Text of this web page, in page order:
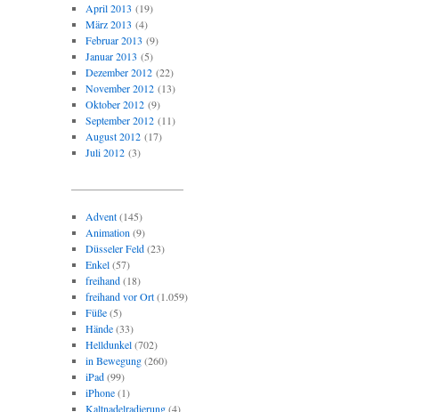
April 2013 (19)
März 2013 (4)
Februar 2013 (9)
Januar 2013 (5)
Dezember 2012(22)
November 2012(13)
Oktober 2012(9)
September 2012(11)
August 2012(17)
Juli 2012(3)
Advent(145)
Animation (9)
Düsseler Feld(23)
Enkel(57)
freihand(18)
freihand vor Ort(1.059)
Füße(5)
Hände(33)
Helldunkel(702)
in Bewegung(260)
iPad(99)
iPhone(1)
Kaltnadelradierung(4)